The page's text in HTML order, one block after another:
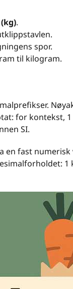
.
spor.
til kilogram.
for kontekst, 1
SI.
fast numerisk
1